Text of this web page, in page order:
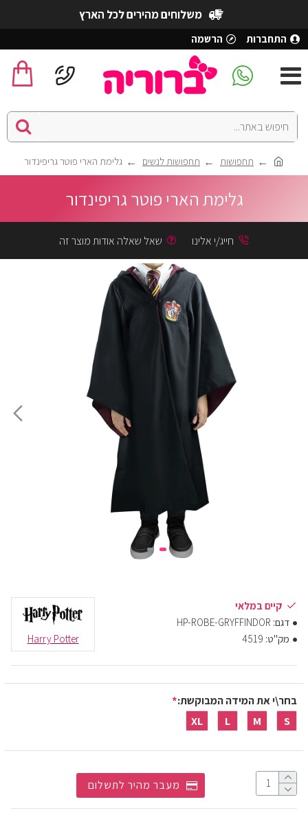
משלוחים מהירים לכל הארץ
התחברות הרשמה
תחפושות תחפושות לנשים גלימת הארי פוטר גריפינדור
גלימת הארי פוטר גריפינדור
חייג/י אלינו שאל שאלה אודות מוצר זה
קיים במלאי
דגם: HP-ROBE-GRYFFINDOR
מק"ט: 4519
Harry Potter
בחר\י את המידה המבוקשת:
S
M
L
XL
מעבר מהיר לתשלום